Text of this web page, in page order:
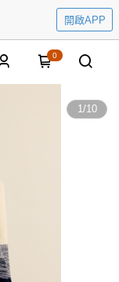
開啟APP
0
1/10